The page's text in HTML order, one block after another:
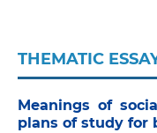
THEMATIC
Meanings of
plans of study for